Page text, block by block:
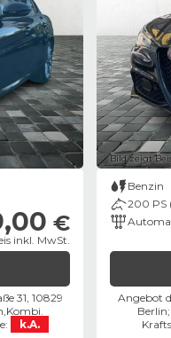
€
inkl. MwSt.
31, 10829
Kombi.
k.A.
Bild zeigt
Benzin
200 PS
Angebot
Berlin;